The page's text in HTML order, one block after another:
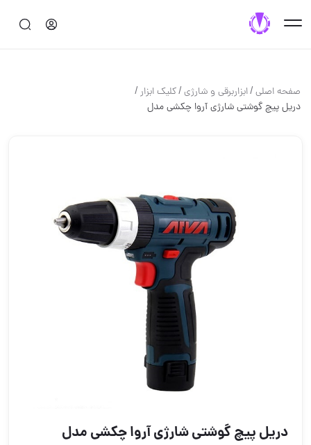
صفحه اصلی/ابزاربرقی و شارژی/کلیک ابزار/
دریل پیچ گوشتی شارژی آروا چکشی مدل
دریل پیچ گوشتی شارژی آروا چکشی مدل